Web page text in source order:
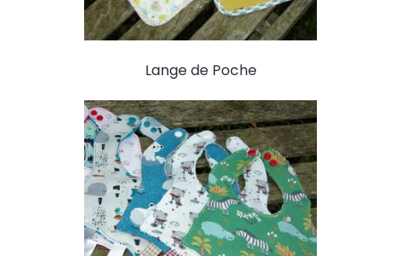
Lange de Poche